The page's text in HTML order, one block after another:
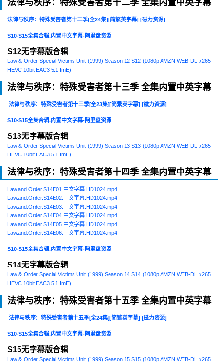
法律与秩序：特殊受害者第十二季 全集内置中英字幕
法律与秩序：特殊受害者第十二季[全24集][简繁英字幕] [磁力资源]
S10-S15全集合辑.内置中文字幕-阿里盘资源
S12无字幕版合辑
Law & Order Special Victims Unit (1999) Season 12 S12 (1080p AMZN WEB-DL x265
HEVC 10bit EAC3 5.1 ImE)
法律与秩序：特殊受害者第十三季 全集内置中英字幕
法律与秩序：特殊受害者第十三季[全23集][简繁英字幕] [磁力资源]
S10-S15全集合辑.内置中文字幕-阿里盘资源
S13无字幕版合辑
Law & Order Special Victims Unit (1999) Season 13 S13 (1080p AMZN WEB-DL x265
HEVC 10bit EAC3 5.1 ImE)
法律与秩序：特殊受害者第十四季 全集内置中英字幕
Law.and.Order.S14E01.中文字幕.HD1024.mp4
Law.and.Order.S14E02.中文字幕.HD1024.mp4
Law.and.Order.S14E03.中文字幕.HD1024.mp4
Law.and.Order.S14E04.中文字幕.HD1024.mp4
Law.and.Order.S14E05.中文字幕.HD1024.mp4
Law.and.Order.S14E06.中文字幕.HD1024.mp4
S10-S15全集合辑.内置中文字幕-阿里盘资源
S14无字幕版合辑
Law & Order Special Victims Unit (1999) Season 14 S14 (1080p AMZN WEB-DL x265
HEVC 10bit EAC3 5.1 ImE)
法律与秩序：特殊受害者第十五季 全集内置中英字幕
法律与秩序：特殊受害者第十五季[全24集][简繁英字幕] [磁力资源]
S10-S15全集合辑.内置中文字幕-阿里盘资源
S15无字幕版合辑
Law & Order Special Victims Unit (1999) Season 15 S15 (1080p AMZN WEB-DL x265